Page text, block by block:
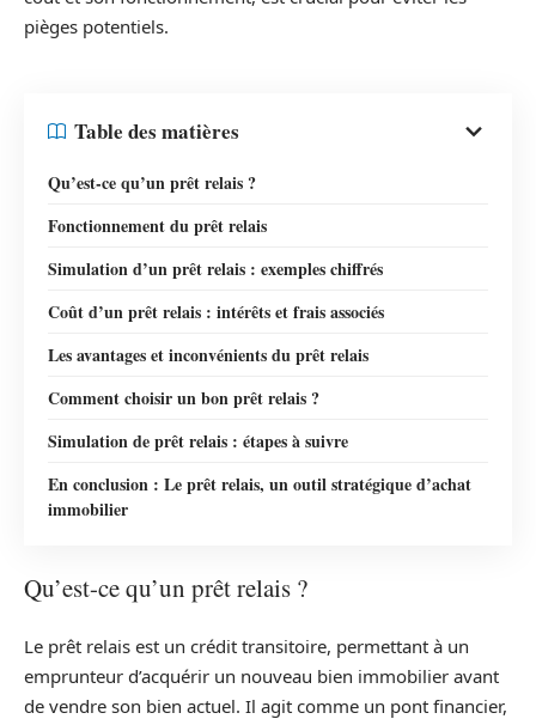
pièges potentiels.
Table des matières
Qu’est-ce qu’un prêt relais ?
Fonctionnement du prêt relais
Simulation d’un prêt relais : exemples chiffrés
Coût d’un prêt relais : intérêts et frais associés
Les avantages et inconvénients du prêt relais
Comment choisir un bon prêt relais ?
Simulation de prêt relais : étapes à suivre
En conclusion : Le prêt relais, un outil stratégique d’achat
immobilier
Qu’est-ce qu’un prêt relais ?
Le prêt relais est un crédit transitoire, permettant à un
emprunteur d’acquérir un nouveau bien immobilier avant
de vendre son bien actuel. Il agit comme un pont financier,